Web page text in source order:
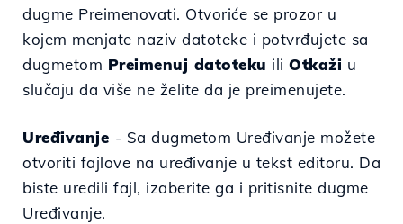
dugme Preimenovati. Otvoriće se prozor u
kojem menjate naziv datoteke i potvrđujete sa
dugmetom Preimenuj datoteku ili Otkaži u
slučaju da više ne želite da je preimenujete.
Uređivanje - Sa dugmetom Uređivanje možete
otvoriti fajlove na uređivanje u tekst editoru. Da
biste uredili fajl, izaberite ga i pritisnite dugme
Uređivanje.